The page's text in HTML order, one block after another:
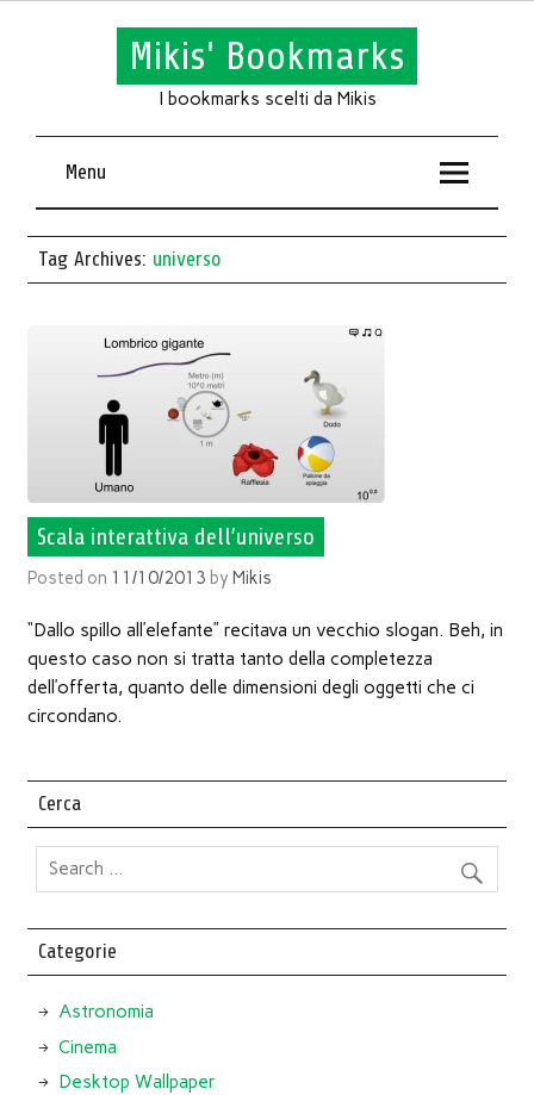
Mikis' Bookmarks
I bookmarks scelti da Mikis
Menu
Tag Archives: universo
Scala interattiva dell’universo
Posted on 11/10/2013 byMikis
“Dallo spillo all’elefante” recitava un vecchio slogan. Beh, in
questo caso non si tratta tanto della completezza
dell’offerta, quanto delle dimensioni degli oggetti che ci
circondano.
Cerca
Categorie
Astronomia
Cinema
Desktop Wallpaper